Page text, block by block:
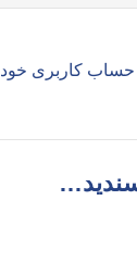
حساب کاربری خود